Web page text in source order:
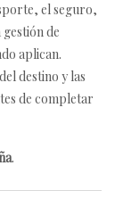
el seguro,
de
aplican.
destino y las
de completar
.